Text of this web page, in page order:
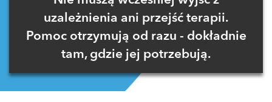
uzależnienia ani przejść terapii.
Pomoc otrzymują od razu - dokładnie
tam, gdzie jej potrzebują.